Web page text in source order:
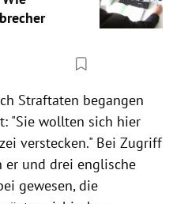
Straftaten begangen
"Sie wollten sich hier
verstecken." Bei Zugriff
er und drei englische
gewesen, die